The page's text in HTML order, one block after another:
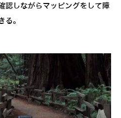
認しながらマッピングをして障
る。